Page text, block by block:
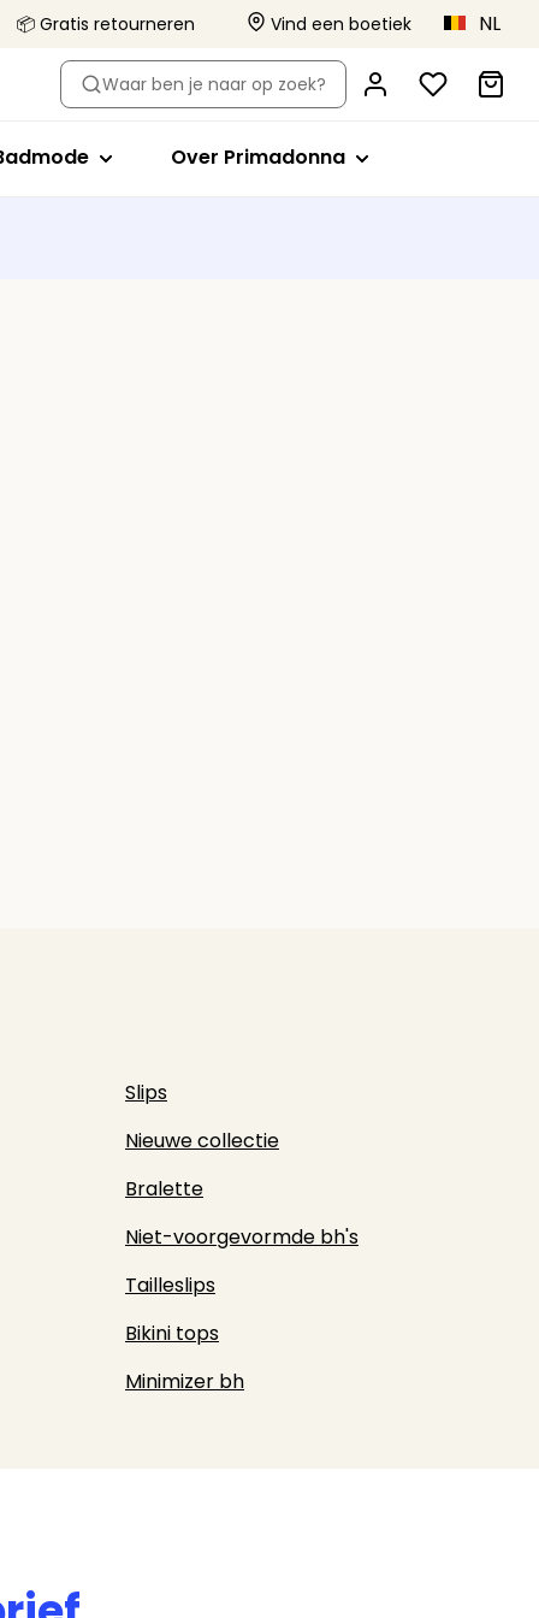
📦 Gratis retourneren Vind een boetiek NL
Waar ben je naar op zoek?
Shop op stijl
Volle cup
Minimizer bh
Shop op stijl
Bikini tops
Over Primadonna
Over Primadonna
Primadonna x Vivian Hoorn
Dit is Primadonna
Slips
Nieuwe collectie
Bralette
Niet-voorgevormde bh's
Tailleslips
Bikini tops
Minimizer bh